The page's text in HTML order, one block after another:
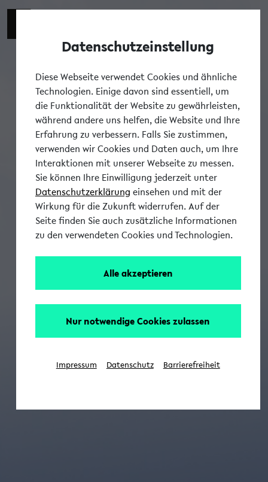
Datenschutzeinstellung
Diese Webseite verwendet Cookies und ähnliche
Technologien. Einige davon sind essentiell, um
die Funktionalität der Website zu gewährleisten,
während andere uns helfen, die Website und Ihre
Erfahrung zu verbessern. Falls Sie zustimmen,
verwenden wir Cookies und Daten auch, um Ihre
Interaktionen mit unserer Webseite zu messen.
Sie können Ihre Einwilligung jederzeit unter
Datenschutzerklärung einsehen und mit der
Wirkung für die Zukunft widerrufen. Auf der
Seite finden Sie auch zusätzliche Informationen
zu den verwendeten Cookies und Technologien.
Alle akzeptieren
Nur notwendige Cookies zulassen
Impressum Datenschutz Barrierefreiheit